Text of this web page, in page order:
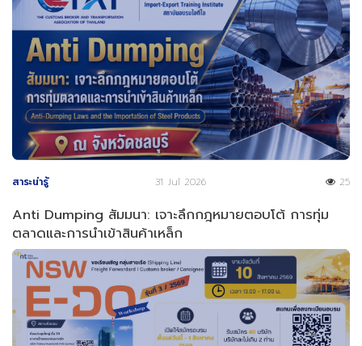
สาระน่ารู้ 31 Jul 2026 25
Anti Dumping สัมมนา: เจาะลึกกฎหมายตอบโต้ การทุ่ม
ตลาดและการนำเข้าสินค้าเหล็ก